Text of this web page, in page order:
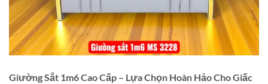
Giường Sắt 1m6 Cao Cấp – Lựa Chọn Hoàn Hảo Cho Giấc